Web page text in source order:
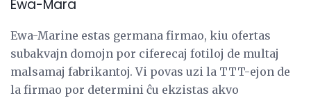
Ewa-Mara
Ewa-Marine estas germana firmao, kiu ofertas
subakvajn domojn por ciferecaj fotiloj de multaj
malsamaj fabrikantoj. Vi povas uzi la TTT-ejon de
la firmao por determini ĉu ekzistas akvo